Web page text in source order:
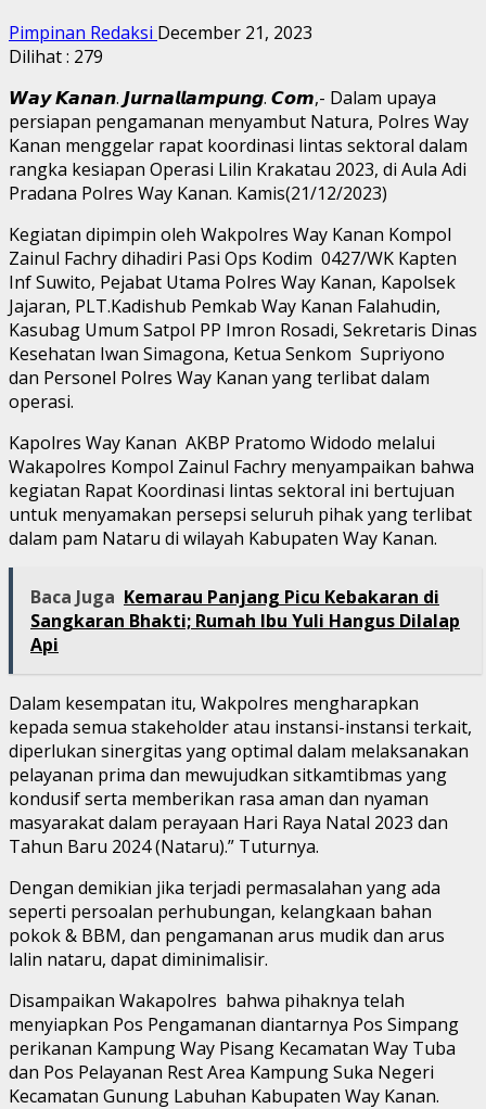
Pimpinan Redaksi December 21, 2023
Dilihat : 279
𝙒𝙖𝙮 𝙆𝙖𝙣𝙖𝙣. 𝙅𝙪𝙧𝙣𝙖𝙡𝙡𝙖𝙢𝙥𝙪𝙣𝙜. 𝘾𝙤𝙢,- Dalam upaya
persiapan pengamanan menyambut Natura, Polres Way
Kanan menggelar rapat koordinasi lintas sektoral dalam
rangka kesiapan Operasi Lilin Krakatau 2023, di Aula Adi
Pradana Polres Way Kanan. Kamis(21/12/2023)
Kegiatan dipimpin oleh Wakpolres Way Kanan Kompol
Zainul Fachry dihadiri Pasi Ops Kodim 0427/WK Kapten
Inf Suwito, Pejabat Utama Polres Way Kanan, Kapolsek
Jajaran, PLT.Kadishub Pemkab Way Kanan Falahudin,
Kasubag Umum Satpol PP Imron Rosadi, Sekretaris Dinas
Kesehatan Iwan Simagona, Ketua Senkom Supriyono
dan Personel Polres Way Kanan yang terlibat dalam
operasi.
Kapolres Way Kanan AKBP Pratomo Widodo melalui
Wakapolres Kompol Zainul Fachry menyampaikan bahwa
kegiatan Rapat Koordinasi lintas sektoral ini bertujuan
untuk menyamakan persepsi seluruh pihak yang terlibat
dalam pam Nataru di wilayah Kabupaten Way Kanan.
Baca Juga Kemarau Panjang Picu Kebakaran di
Sangkaran Bhakti; Rumah Ibu Yuli Hangus Dilalap
Api
Dalam kesempatan itu, Wakpolres mengharapkan
kepada semua stakeholder atau instansi-instansi terkait,
diperlukan sinergitas yang optimal dalam melaksanakan
pelayanan prima dan mewujudkan sitkamtibmas yang
kondusif serta memberikan rasa aman dan nyaman
masyarakat dalam perayaan Hari Raya Natal 2023 dan
Tahun Baru 2024 (Nataru).” Tuturnya.
Dengan demikian jika terjadi permasalahan yang ada
seperti persoalan perhubungan, kelangkaan bahan
pokok & BBM, dan pengamanan arus mudik dan arus
lalin nataru, dapat diminimalisir.
Disampaikan Wakapolres bahwa pihaknya telah
menyiapkan Pos Pengamanan diantarnya Pos Simpang
perikanan Kampung Way Pisang Kecamatan Way Tuba
dan Pos Pelayanan Rest Area Kampung Suka Negeri
Kecamatan Gunung Labuhan Kabupaten Way Kanan.